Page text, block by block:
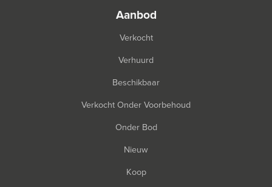
aanbod
Verkocht
Verhuurd
Beschikbaar
Verkocht Onder Voorbehoud
Onder Bod
Nieuw
Koop